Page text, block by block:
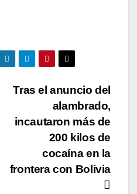
Tras el anuncio del
alambrado,
incautaron más de
200 kilos de
cocaína en la
frontera con Bolivia